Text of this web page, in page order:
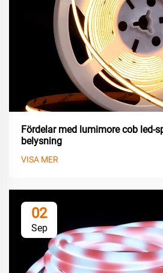
Fördelar med lumimore cob led-
belysning
VISA MER
02
Sep